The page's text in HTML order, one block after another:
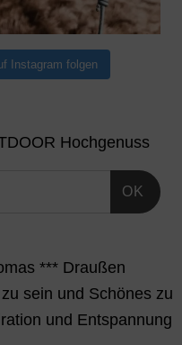
Instagram folgen
Hochgenuss
OK
*** Draußen
sein und Schönes zu
und Entspannung